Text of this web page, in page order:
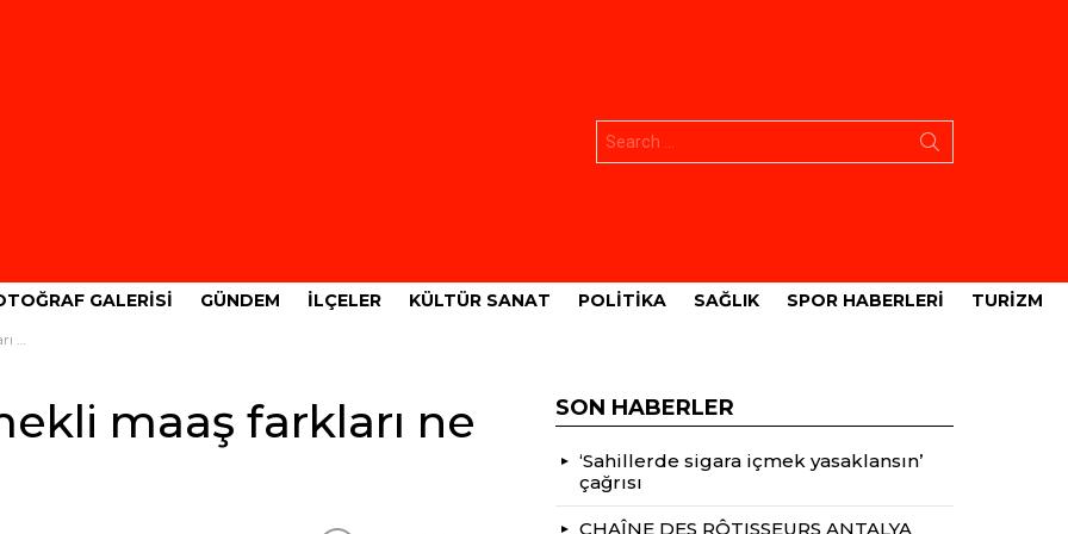
GALERISI GÜNDEM İLÇELER KÜLTÜR SANAT POLITIKA SAĞLIK SPOR HABERLERI TURIZM
maaş farkları ne
SON HABERLER
‘Sahillerde sigara içmek yasaklansın’
çağrısı
CHAÎNE DES RÔTISSEURS ANTALYA